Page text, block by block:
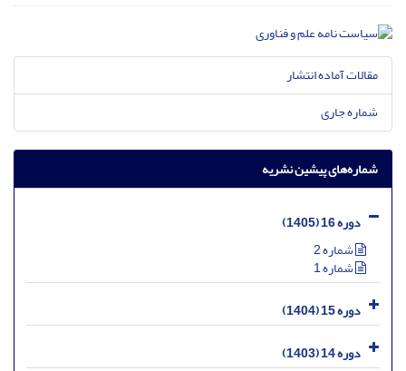
مقالات آماده انتشار
شماره جاری
شماره‌های پیشین نشریه
دوره 16 (1405)
شماره 2
شماره 1
دوره 15 (1404)
دوره 14 (1403)